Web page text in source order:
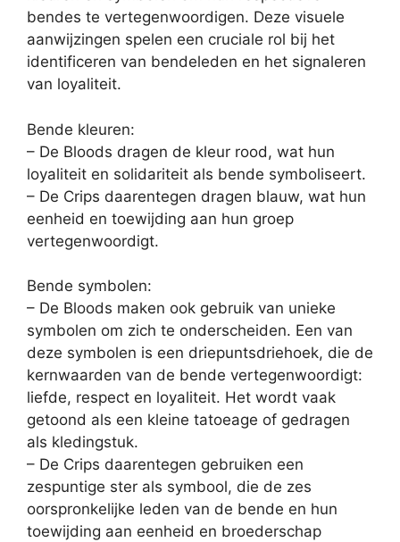
bendes te vertegenwoordigen. Deze visuele
aanwijzingen spelen een cruciale rol bij het
identificeren van bendeleden en het signaleren
van loyaliteit.
Bende kleuren:
– De Bloods dragen de kleur rood, wat hun
loyaliteit en solidariteit als bende symboliseert.
– De Crips daarentegen dragen blauw, wat hun
eenheid en toewijding aan hun groep
vertegenwoordigt.
Bende symbolen:
– De Bloods maken ook gebruik van unieke
symbolen om zich te onderscheiden. Een van
deze symbolen is een driepuntsdriehoek, die de
kernwaarden van de bende vertegenwoordigt:
liefde, respect en loyaliteit. Het wordt vaak
getoond als een kleine tatoeage of gedragen
als kledingstuk.
– De Crips daarentegen gebruiken een
zespuntige ster als symbool, die de zes
oorspronkelijke leden van de bende en hun
toewijding aan eenheid en broederschap